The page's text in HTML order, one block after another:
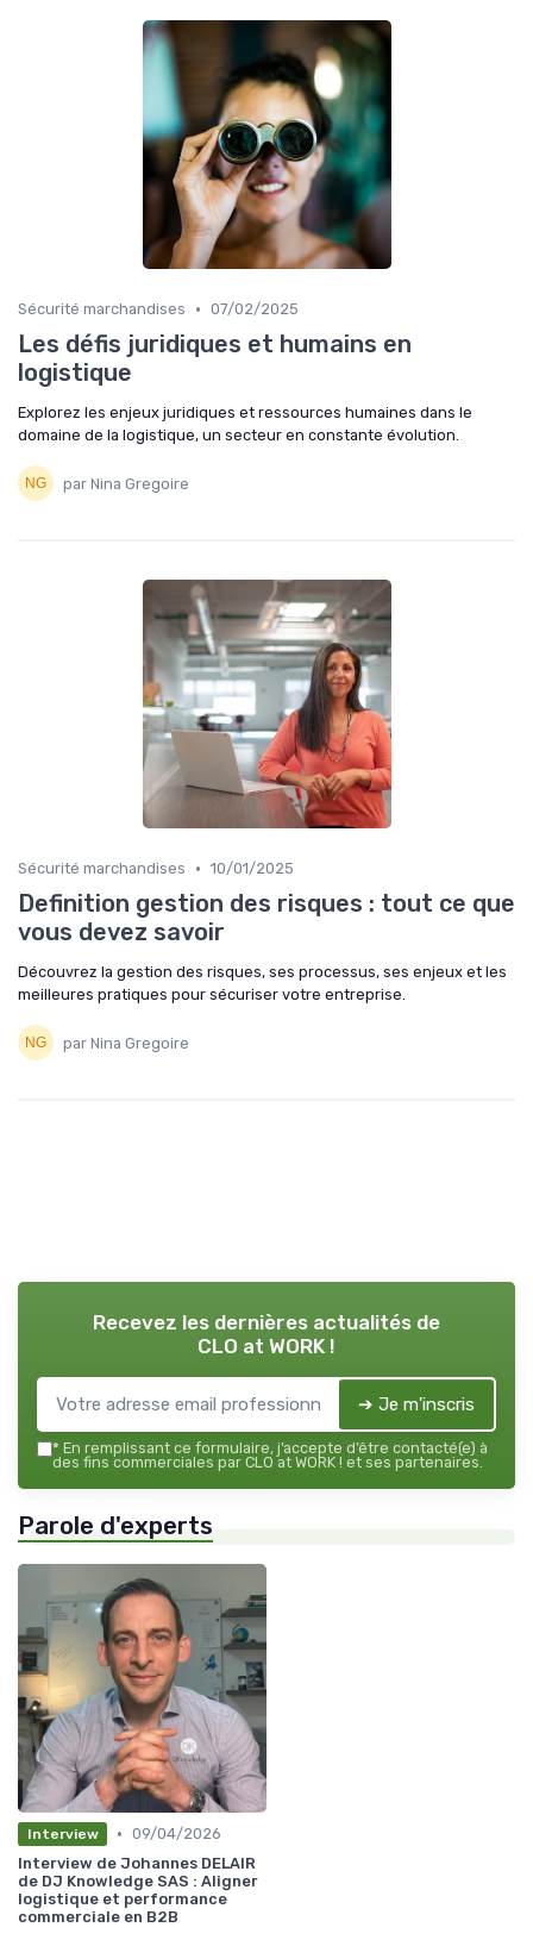
Sécurité marchandises • 07/02/2025
Les défis juridiques et humains en
logistique
Explorez les enjeux juridiques et ressources humaines dans le
domaine de la logistique, un secteur en constante évolution.
par Nina Gregoire
Sécurité marchandises • 10/01/2025
Definition gestion des risques : tout ce que
vous devez savoir
Découvrez la gestion des risques, ses processus, ses enjeux et les
meilleures pratiques pour sécuriser votre entreprise.
par Nina Gregoire
Recevez les dernières actualités de
CLO at WORK !
➔ Je m'inscris
* En remplissant ce formulaire, j’accepte d’être contacté(e) à
des fins commerciales par CLO at WORK ! et ses partenaires.
Parole d'experts
Interview • 09/04/2026
Interview de Johannes DELAIR
de DJ Knowledge SAS : Aligner
logistique et performance
commerciale en B2B